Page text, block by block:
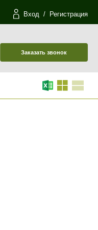
Вход / Регистрация
Заказать звонок